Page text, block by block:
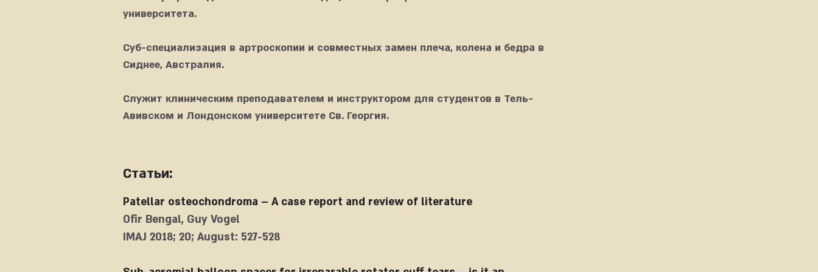
университета.
Суб-специализация в артроскопии и совместных замен плеча, колена и бедра в
Сиднее, Австралия.
Служит клиническим преподавателем и инструктором для студентов в Тель-
Авивском и Лондонском университете Св. Георгия.
Статьи:
Patellar osteochondroma – A case report and review of literature
Ofir Bengal, Guy Vogel
IMAJ 2018; 20; August: 527-528